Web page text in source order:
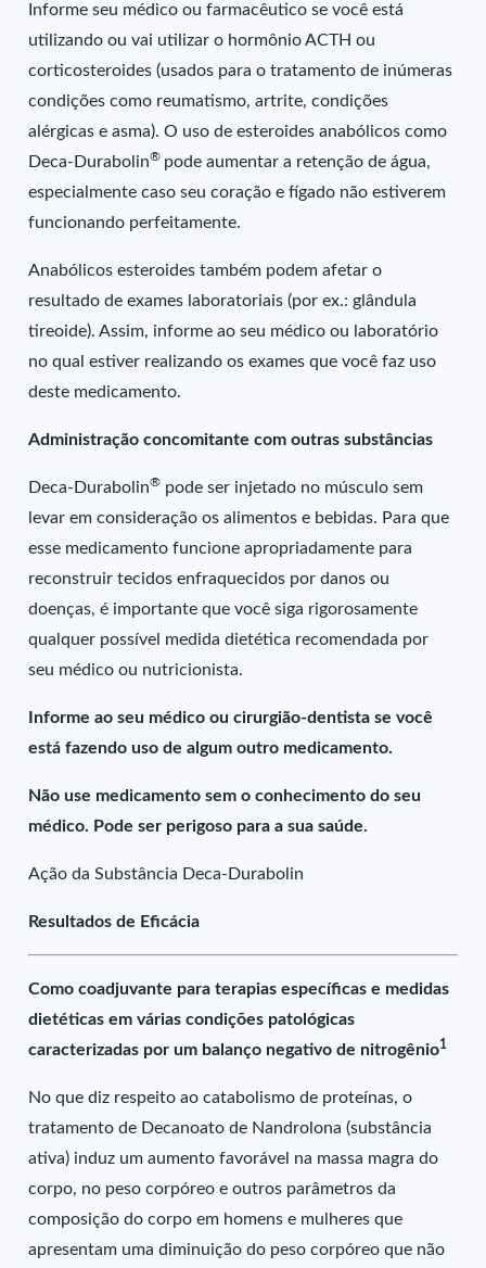
Informe seu médico ou farmacêutico se você está
utilizando ou vai utilizar o hormônio ACTH ou
corticosteroides (usados para o tratamento de inúmeras
condições como reumatismo, artrite, condições
alérgicas e asma). O uso de esteroides anabólicos como
Deca-Durabolin® pode aumentar a retenção de água,
especialmente caso seu coração e fígado não estiverem
funcionando perfeitamente.
Anabólicos esteroides também podem afetar o
resultado de exames laboratoriais (por ex.: glândula
tireoide). Assim, informe ao seu médico ou laboratório
no qual estiver realizando os exames que você faz uso
deste medicamento.
Administração concomitante com outras substâncias
Deca-Durabolin® pode ser injetado no músculo sem
levar em consideração os alimentos e bebidas. Para que
esse medicamento funcione apropriadamente para
reconstruir tecidos enfraquecidos por danos ou
doenças, é importante que você siga rigorosamente
qualquer possível medida dietética recomendada por
seu médico ou nutricionista.
Informe ao seu médico ou cirurgião-dentista se você
está fazendo uso de algum outro medicamento.
Não use medicamento sem o conhecimento do seu
médico. Pode ser perigoso para a sua saúde.
Ação da Substância Deca-Durabolin
Resultados de Eficácia
Como coadjuvante para terapias específicas e medidas
dietéticas em várias condições patológicas
caracterizadas por um balanço negativo de nitrogênio1
No que diz respeito ao catabolismo de proteínas, o
tratamento de Decanoato de Nandrolona (substância
ativa) induz um aumento favorável na massa magra do
corpo, no peso corpóreo e outros parâmetros da
composição do corpo em homens e mulheres que
apresentam uma diminuição do peso corpóreo que não